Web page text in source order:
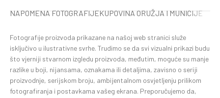
NAPOMENA FOTOGRAFIJEKUPOVINA ORUŽJA I MUNICIJE
Fotografije proizvoda prikazane na našoj web stranici služe
isključivo u ilustrativne svrhe. Trudimo se da svi vizualni prikazi budu
što vjerniji stvarnom izgledu proizvoda, međutim, moguće su manje
razlike u boji, nijansama, oznakama ili detaljima, zavisno o seriji
proizvodnje, serijskom broju, ambijentalnom osvjetljenju prilikom
fotografiranja i postavkama vašeg ekrana. Preporučujemo da,